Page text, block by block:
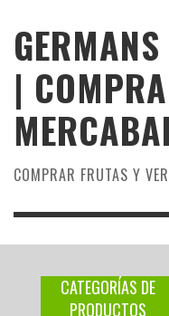
|
COMPRAR FRUTAS Y
CATEGORÍAS DE
PRODUCTOS